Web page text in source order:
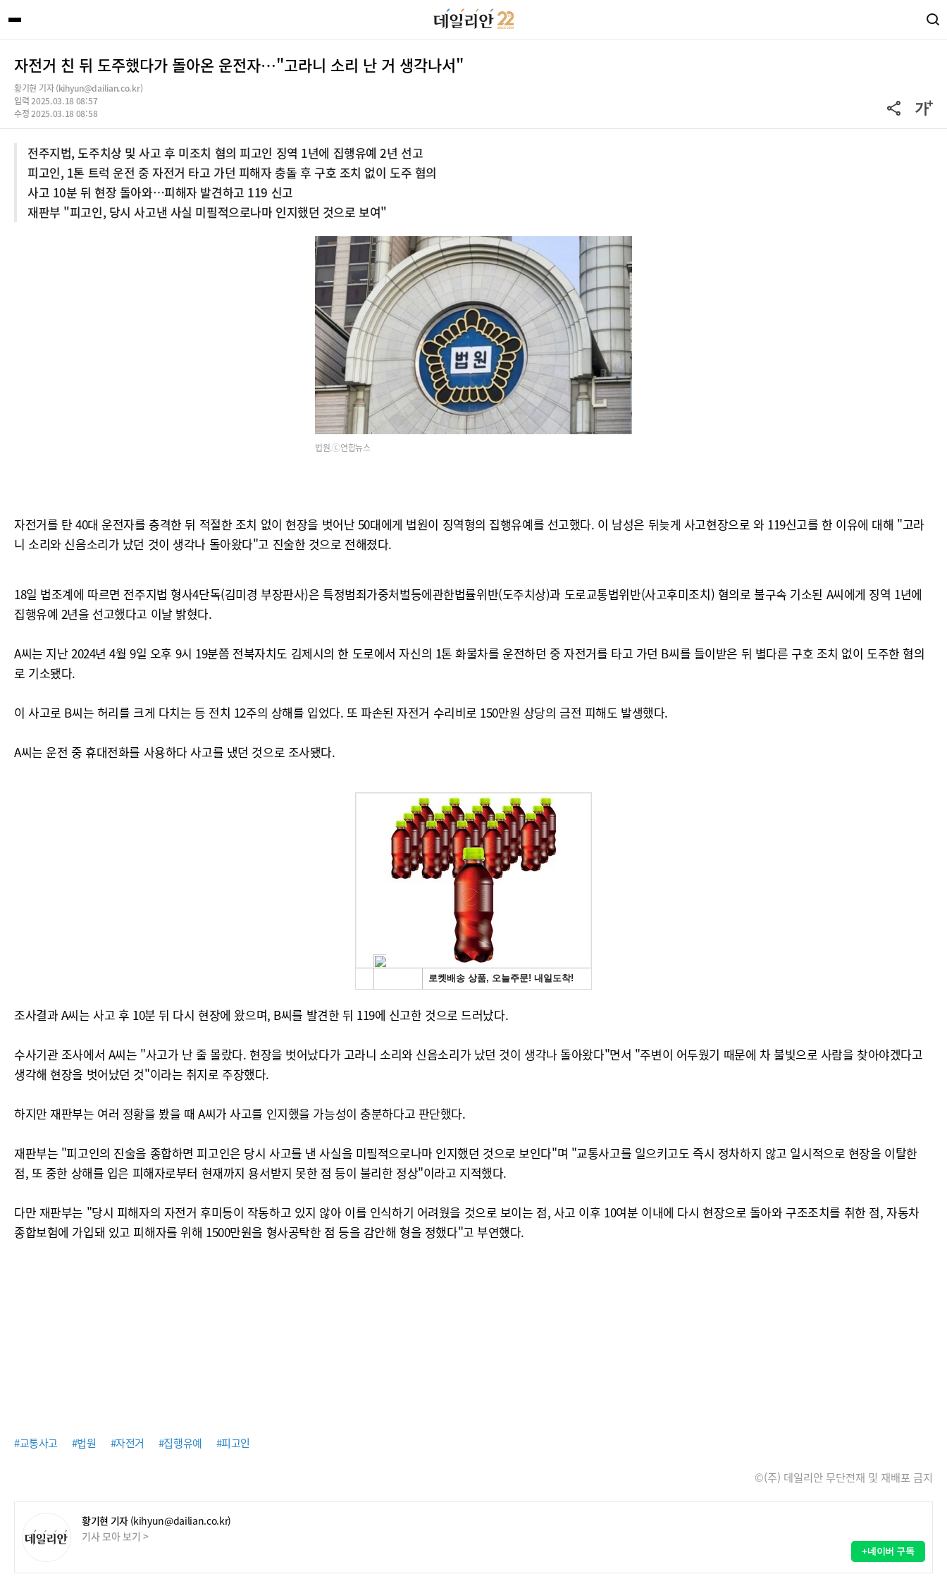
자전거 친 뒤 도주했다가 돌아온 운전자…"고라니 소리 난 거 생각나서"
황기현 기자 (kihyun@dailian.co.kr)
입력 2025.03.18 08:57
수정 2025.03.18 08:58
전주지법, 도주치상 및 사고 후 미조치 혐의 피고인 징역 1년에 집행유예 2년 선고
피고인, 1톤 트럭 운전 중 자전거 타고 가던 피해자 충돌 후 구호 조치 없이 도주 혐의
사고 10분 뒤 현장 돌아와…피해자 발견하고 119 신고
재판부 "피고인, 당시 사고낸 사실 미필적으로나마 인지했던 것으로 보여"
법원.ⓒ연합뉴스
자전거를 탄 40대 운전자를 충격한 뒤 적절한 조치 없이 현장을 벗어난 50대에게 법원이 징역형의 집행유예를 선고했다. 이 남성은 뒤늦게 사고현장으로 와 119신고를 한 이유에 대해 "고라
니 소리와 신음소리가 났던 것이 생각나 돌아왔다"고 진술한 것으로 전해졌다.
18일 법조계에 따르면 전주지법 형사4단독(김미경 부장판사)은 특정범죄가중처벌등에관한법률위반(도주치상)과 도로교통법위반(사고후미조치) 혐의로 불구속 기소된 A씨에게 징역 1년에
집행유예 2년을 선고했다고 이날 밝혔다.
A씨는 지난 2024년 4월 9일 오후 9시 19분쯤 전북자치도 김제시의 한 도로에서 자신의 1톤 화물차를 운전하던 중 자전거를 타고 가던 B씨를 들이받은 뒤 별다른 구호 조치 없이 도주한 혐의
로 기소됐다.
이 사고로 B씨는 허리를 크게 다치는 등 전치 12주의 상해를 입었다. 또 파손된 자전거 수리비로 150만원 상당의 금전 피해도 발생했다.
A씨는 운전 중 휴대전화를 사용하다 사고를 냈던 것으로 조사됐다.
조사결과 A씨는 사고 후 10분 뒤 다시 현장에 왔으며, B씨를 발견한 뒤 119에 신고한 것으로 드러났다.
수사기관 조사에서 A씨는 "사고가 난 줄 몰랐다. 현장을 벗어났다가 고라니 소리와 신음소리가 났던 것이 생각나 돌아왔다"면서 "주변이 어두웠기 때문에 차 불빛으로 사람을 찾아야겠다고
생각해 현장을 벗어났던 것"이라는 취지로 주장했다.
하지만 재판부는 여러 정황을 봤을 때 A씨가 사고를 인지했을 가능성이 충분하다고 판단했다.
재판부는 "피고인의 진술을 종합하면 피고인은 당시 사고를 낸 사실을 미필적으로나마 인지했던 것으로 보인다"며 "교통사고를 일으키고도 즉시 정차하지 않고 일시적으로 현장을 이탈한
점, 또 중한 상해를 입은 피해자로부터 현재까지 용서받지 못한 점 등이 불리한 정상"이라고 지적했다.
다만 재판부는 "당시 피해자의 자전거 후미등이 작동하고 있지 않아 이를 인식하기 어려웠을 것으로 보이는 점, 사고 이후 10여분 이내에 다시 현장으로 돌아와 구조조치를 취한 점, 자동차
종합보험에 가입돼 있고 피해자를 위해 1500만원을 형사공탁한 점 등을 감안해 형을 정했다"고 부연했다.
#교통사고 #법원 #자전거 #집행유예 #피고인
©(주) 데일리안 무단전재 및 재배포 금지
황기현 기자 (kihyun@dailian.co.kr)
기사 모아 보기 >
+네이버 구독